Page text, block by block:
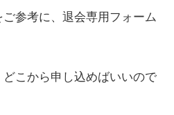
参考に、退会専用フォーム
こから申し込めばいいので